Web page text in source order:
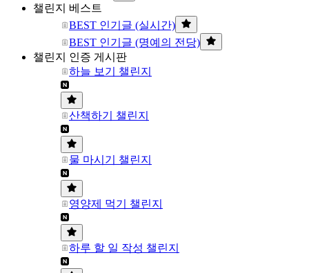
챌린지 베스트
BEST 인기글 (실시간)
BEST 인기글 (명예의 전당)
챌린지 인증 게시판
하늘 보기 챌린지
산책하기 챌린지
물 마시기 챌린지
영양제 먹기 챌린지
하루 할 일 작성 챌린지